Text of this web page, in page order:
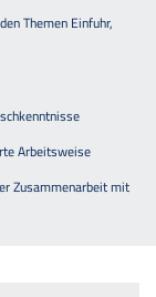
Themen Einfuhr,
Arbeitsweise
Zusammenarbeit mit